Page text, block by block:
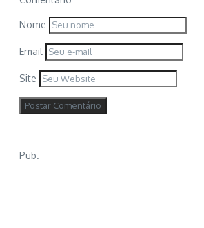
Nome
Email
Site
Pub.